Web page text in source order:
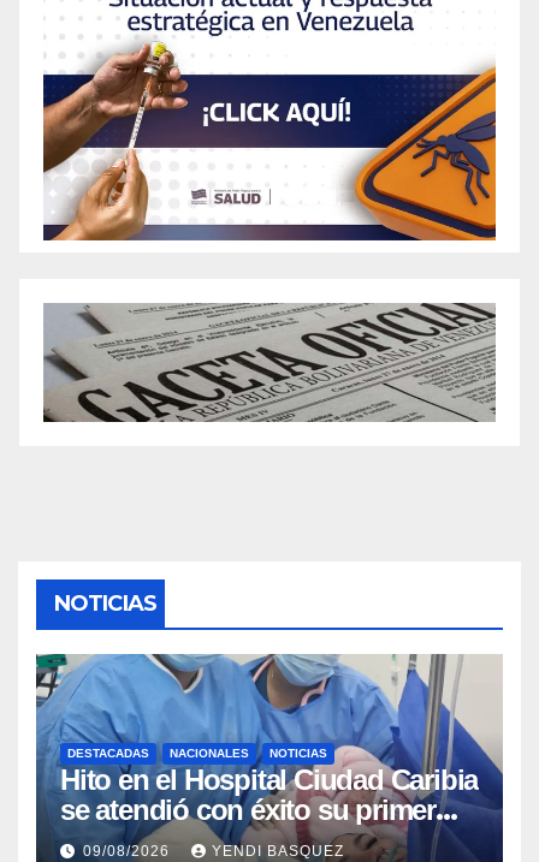
NOTICIAS
DESTACADAS NACIONALES NOTICIAS
Hito en el Hospital Ciudad Caribia
se atendió con éxito su primer
parto gemelar
09/08/2026 YENDI BASQUEZ